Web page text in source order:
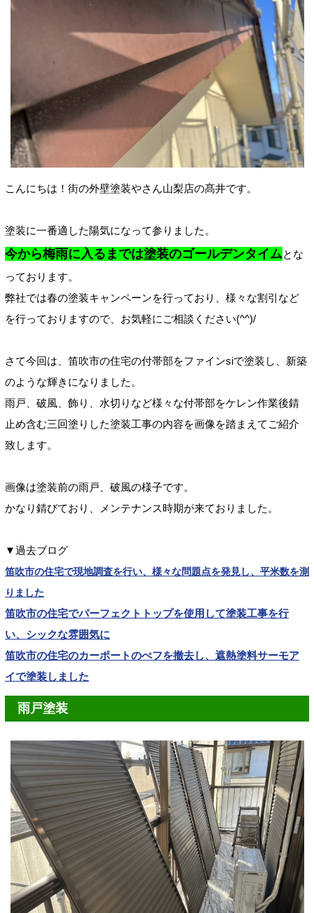
こんにちは！街の外壁塗装やさん山梨店の髙井です。
塗装に一番適した陽気になって参りました。
今から梅雨に入るまでは塗装のゴールデンタイムとな
っております。
弊社では春の塗装キャンペーンを行っており、様々な割引など
を行っておりますので、お気軽にご相談ください(^^)/
さて今回は、笛吹市の住宅の付帯部をファインsiで塗装し、新築
のような輝きになりました。
雨戸、破風、飾り、水切りなど様々な付帯部をケレン作業後錆
止め含む三回塗りした塗装工事の内容を画像を踏まえてご紹介
致します。
画像は塗装前の雨戸、破風の様子です。
かなり錆びており、メンテナンス時期が来ておりました。
▼過去ブログ
笛吹市の住宅で現地調査を行い、様々な問題点を発見し、平米数を測
りました
笛吹市の住宅でパーフェクトトップを使用して塗装工事を行
い、シックな雰囲気に
笛吹市の住宅のカーポートのぺフを撤去し、遮熱塗料サーモア
イで塗装しました
雨戸塗装